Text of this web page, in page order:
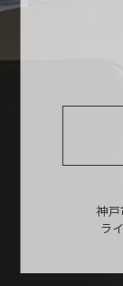
神
ラ